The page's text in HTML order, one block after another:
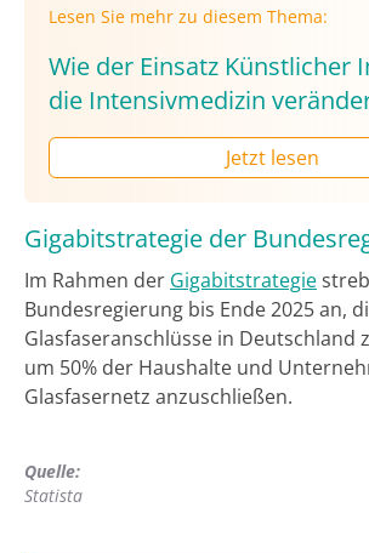
Lesen Sie mehr zu diesem Thema:
Wie der Einsatz Künstlicher
die Intensivmedizin
Jetzt lesen
Gigabitstrategie der
Im Rahmen der Gigabitstrategie
Bundesregierung bis Ende 2025 an,
Glasfaseranschlüsse in Deutschland
um 50% der Haushalte und
Glasfasernetz anzuschließen.
Quelle:
Statista